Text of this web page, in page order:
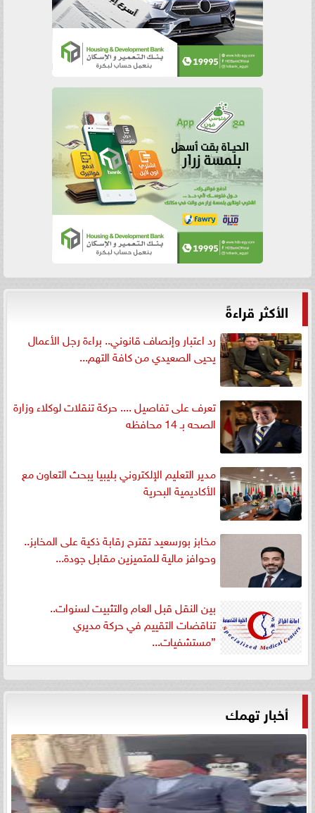
الأكثر قراءةً
رد اعتبار وإنصاف قانوني.. براءة رجل الأعمال
يحيى الصعيدي من كافة التهم...
تعرف على تفاصيل .... حركة تنقلات لوكلاء وزارة
الصحه بـ 14 محافظه
مدير التعليم الإلكتروني بليبيا يبحث التعاون مع
الأكاديمية البحرية
مخابز بورسعيد تقترح رقابة ذكية على المخابز..
وحوافز مالية للمتميزين مقابل جودة...
بين النقل قبل العام والتثبيت لسنوات..
تناقضات التقييم في حركة مديري
”مستشفيات...
أخبار تهمك